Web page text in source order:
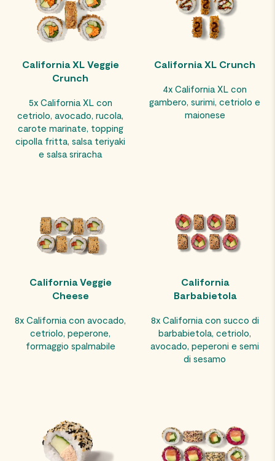
California XL Veggie
Crunch
5x California XL con
cetriolo, avocado, rucola,
carote marinate, topping
cipolla fritta, salsa teriyaki
e salsa sriracha
California XL Crunch
4x California XL con
gambero, surimi, cetriolo e
maionese
California Veggie
Cheese
8x California con avocado,
cetriolo, peperone,
formaggio spalmabile
California
Barbabietola
8x California con succo di
barbabietola, cetriolo,
avocado, peperoni e semi
di sesamo